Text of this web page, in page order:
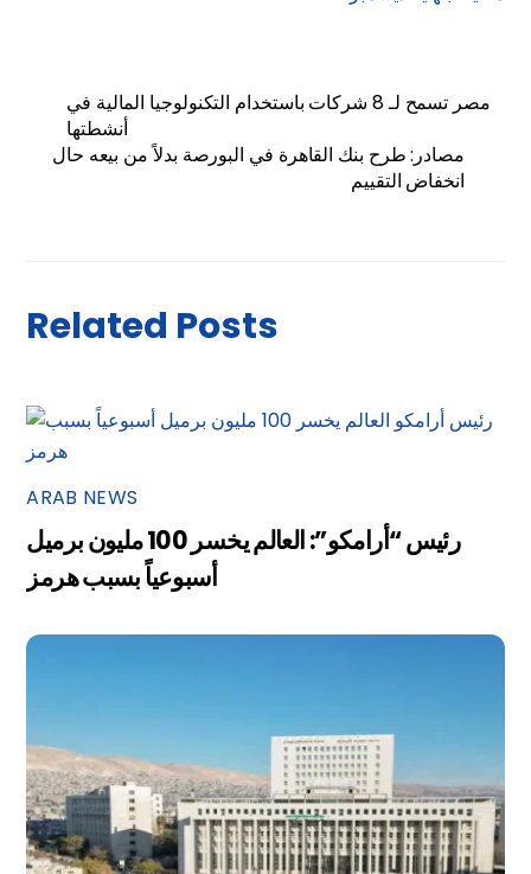
مصر تسمح لـ 8 شركات باستخدام التكنولوجيا المالية في
أنشطتها
مصادر: طرح بنك القاهرة في البورصة بدلاً من بيعه حال
انخفاض التقييم
Related Posts
ARAB NEWS
رئيس “أرامكو”: العالم يخسر 100 مليون برميل
أسبوعياً بسبب هرمز